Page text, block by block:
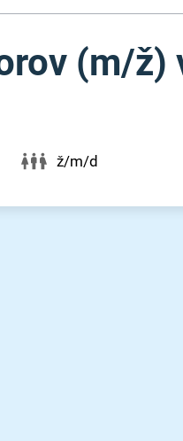
(m⁠/⁠ž)
ž/m/d